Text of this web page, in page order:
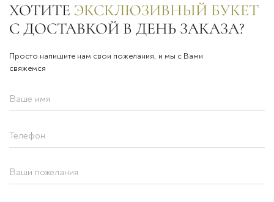
ХОТИТЕ ЭКСКЛЮЗИВНЫЙ БУКЕТ
С ДОСТАВКОЙ В ДЕНЬ ЗАКАЗА?
Просто напишите нам свои пожелания, и мы с Вами
свяжемся